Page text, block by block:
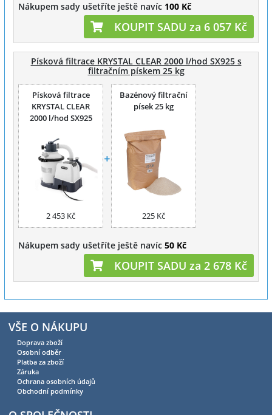
Nákupem sady ušetříte ještě navíc 100 Kč
KOUPIT SADU za 6 057 Kč
Písková filtrace KRYSTAL CLEAR 2000 l/hod SX925 s
filtračním pískem 25 kg
Písková filtrace
KRYSTAL CLEAR
2000 l/hod SX925
2 453 Kč
Bazénový filtrační
písek 25 kg
225 Kč
Nákupem sady ušetříte ještě navíc 50 Kč
KOUPIT SADU za 2 678 Kč
VŠE O NÁKUPU
Doprava zboží
Osobní odběr
Platba za zboží
Záruka
Ochrana osobních údajů
Obchodní podmínky